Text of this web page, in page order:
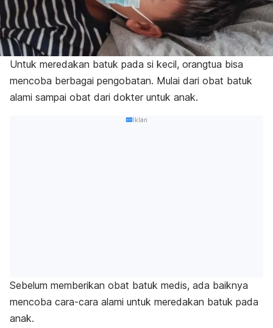
Untuk meredakan batuk pada si kecil, orangtua bisa
mencoba berbagai pengobatan. Mulai dari obat batuk
alami sampai obat dari dokter untuk anak.
Iklan
Sebelum memberikan obat batuk medis, ada baiknya
mencoba cara-cara alami untuk meredakan batuk pada
anak.